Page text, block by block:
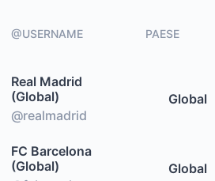
@USERNAME PAESE
Real Madrid
(Global)
@realmadrid
Global
FC Barcelona
(Global)
Global